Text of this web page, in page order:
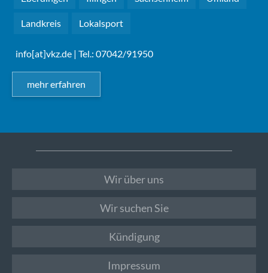
Landkreis Lokalsport
info[at]vkz.de | Tel.: 07042/91950
mehr erfahren
Wir über uns
Wir suchen Sie
Kündigung
Impressum